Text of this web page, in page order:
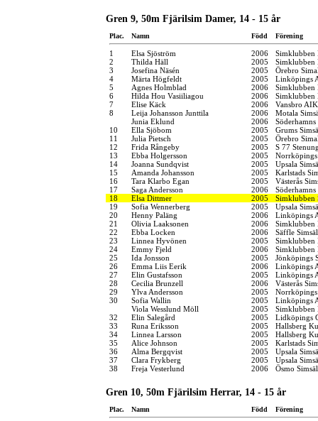
Gren 9, 50m Fjärilsim Damer, 14 - 15 år
Plac. Namn Född Förening
1 Elsa Sjöström 2006
Simklubben
2
Thilda Häll 2005
Simklubben
3
Josefina Näsén 2005
Örebro
4
Märta Högfeldt 2005
Linköpings
5
Agnes Holmblad 2006
Simklubben
6
Hilda Hou Vasiiliagou 2006
Simklubben
7
Elise Käck 2006
Vansbro
8
Leija Johansson Junttila 2006
Motala
Junia Eklund
2006
10
Ella Sjöbom 2005
Grums
11
Julia Pietsch 2005
Örebro
12
Frida Rångeby 2005
S 77
13
Ebba Holgersson 2005
14
Joanna Sundqvist 2005
Upsala
15
Amanda Johansson 2005
Karlstads
16
Tara Klarbo Egan 2005
Västerås
17
Saga Andersson 2006
18
Elsa Dittmer 2005
Simklubben
19
Sofia Wennerberg 2005
Upsala
20
Henny Paläng 2006
Linköpings
21
Olivia Laaksonen 2006
Simklubben
22
Ebba Locken 2006
Säffle
23
Linnea Hyvönen 2005
Simklubben
24
Emmy Fjeld 2006
Simklubben
25
Ida Jonsson 2005
Jönköpings
26
Emma Liis Eerik 2006
Linköpings
27
Elin Gustafsson 2005
Linköpings
28
Cecilia Brunzell 2006
Västerås
29
Ylva Andersson 2005
30
Sofia Wallin 2005
Linköpings
Viola Wesslund Möll
2005
Simklubben
32
Elin Salegård 2005
Lidköpings
33
Runa Eriksson 2005
Hallsberg
34
Linnea Larsson 2005
Hallsberg
35
Alice Johnson 2005
Karlstads
36
Alma Bergqvist 2005
Upsala
37
Clara Frykberg 2005
Upsala
38
Freja Vesterlund 2006 Ösmo
Gren 10, 50m Fjärilsim Herrar, 14 - 15 år
Plac. Namn Född Förening